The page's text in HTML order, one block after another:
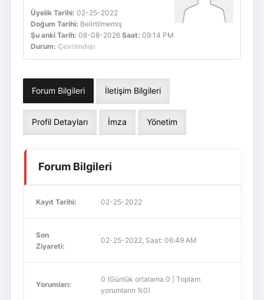
Üyelik Tarihi: 02-25-2022
Doğum Tarihi: Belirtilmemiş
Şu anki Tarih: 08-08-2026 Saat: 09:14 PM
Durum: Çevrimdışı
Forum Bilgileri İletişim Bilgileri
Profil Detayları İmza Yönetim
Forum Bilgileri
Kayıt Tarihi: 02-25-2022
Son
Ziyareti:
02-25-2022, Saat: 06:49 AM
Yorumları:
0 (Günlük ortalama 0 | Toplam
yorumların %0)